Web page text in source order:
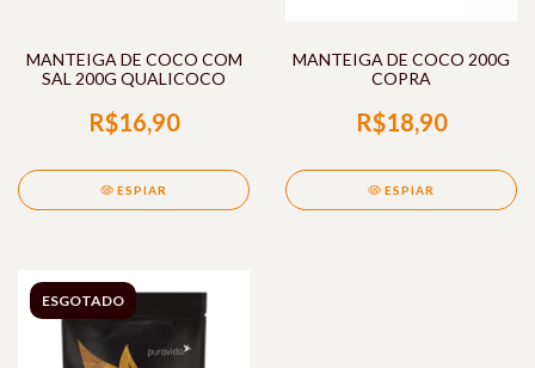
MANTEIGA DE COCO COM
SAL 200G QUALICOCO
R$16,90
ESPIAR
MANTEIGA DE COCO 200G
COPRA
R$18,90
ESPIAR
ESGOTADO